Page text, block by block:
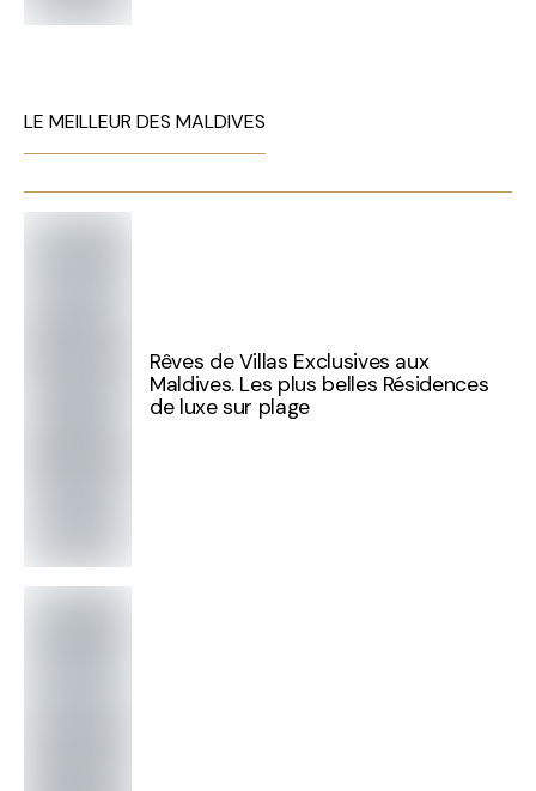
LE MEILLEUR DES MALDIVES
Rêves de Villas Exclusives aux
Maldives. Les plus belles Résidences
de luxe sur plage